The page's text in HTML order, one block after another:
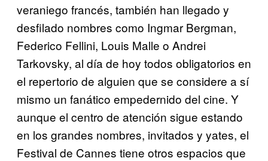
veraniego francés, también han llegado y
desfilado nombres como Ingmar Bergman,
Federico Fellini, Louis Malle o Andrei
Tarkovsky, al día de hoy todos obligatorios en
el repertorio de alguien que se considere a sí
mismo un fanático empedernido del cine. Y
aunque el centro de atención sigue estando
en los grandes nombres, invitados y yates, el
Festival de Cannes tiene otros espacios que